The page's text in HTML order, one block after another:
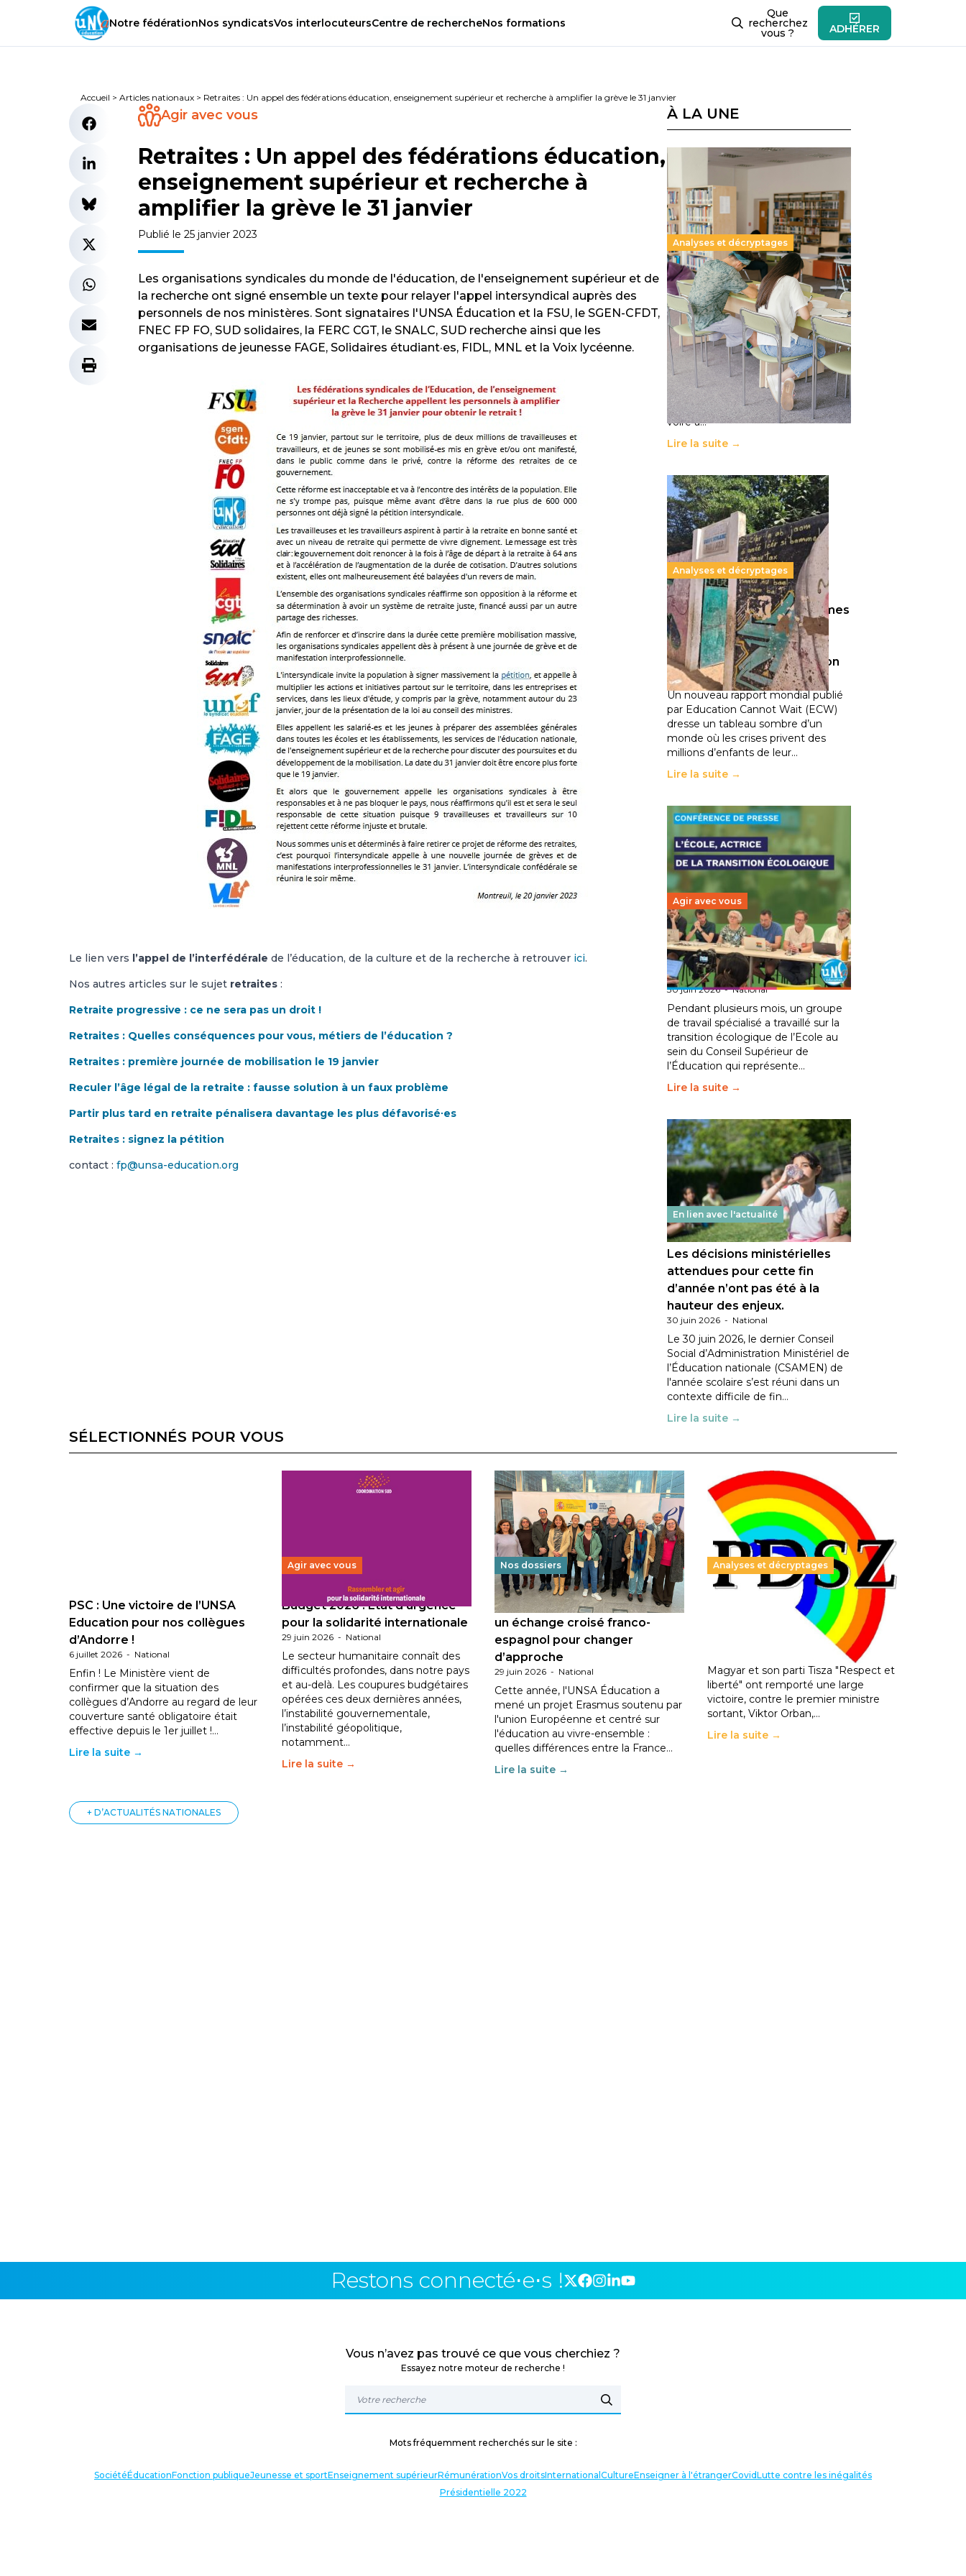
Notre fédérationNos syndicatsVos interlocuteursCentre de rechercheNos formations
Que
recherchez
vous ? ADHÉRER
Accueil > Articles nationaux > Retraites : Un appel des fédérations éducation, enseignement supérieur et recherche à amplifier la grève le 31 janvier
Agir avec vous
Retraites : Un appel des fédérations éducation,
enseignement supérieur et recherche à
amplifier la grève le 31 janvier
Publié le 25 janvier 2023
Les organisations syndicales du monde de l'éducation, de l'enseignement supérieur et de
la recherche ont signé ensemble un texte pour relayer l'appel intersyndical auprès des
personnels de nos ministères. Sont signataires l'UNSA Éducation et la FSU, le SGEN-CFDT,
FNEC FP FO, SUD solidaires, la FERC CGT, le SNALC, SUD recherche ainsi que les
organisations de jeunesse FAGE, Solidaires étudiant·es, FIDL, MNL et la Voix lycéenne.
Le lien vers l’appel de l’interfédérale de l’éducation, de la culture et de la recherche à retrouver ici.
Nos autres articles sur le sujet retraites :
Retraite progressive : ce ne sera pas un droit !
Retraites : Quelles conséquences pour vous, métiers de l’éducation ?
Retraites : première journée de mobilisation le 19 janvier
Reculer l’âge légal de la retraite : fausse solution à un faux problème
Partir plus tard en retraite pénalisera davantage les plus défavorisé∙es
Retraites : signez la pétition
contact : fp@unsa-education.org
À LA UNE
Analyses et décryptages
Supérieur privé : une dérive
qui met à mal la promesse
républicaine
11 juillet 2026- National
Le projet de loi sur la régulation de
l’enseignement supérieur privé met
en lumière l’amplification d’un
système qui relègue l’acte
pédagogique au superfétatoire,
voire à…
Lire la suite →
Analyses et décryptages
258 millions d’enfants victimes
de la guerre, des chocs
climatiques et des
déplacements de population
11 juillet 2026 -National
Un nouveau rapport mondial publié
par Education Cannot Wait (ECW)
dresse un tableau sombre d’un
monde où les crises privent des
millions d’enfants de leur…
Lire la suite →
Agir avec vous
Transition écologique de
l’éducation : l’UNSA Éducation
fait bouger les lignes
30 juin 2026-National
Pendant plusieurs mois, un groupe
de travail spécialisé a travaillé sur la
transition écologique de l’Ecole au
sein du Conseil Supérieur de
l’Éducation qui représente…
Lire la suite →
En lien avec l'actualité
Les décisions ministérielles
attendues pour cette fin
d’année n’ont pas été à la
hauteur des enjeux.
30 juin 2026 - National
Le 30 juin 2026, le dernier Conseil
Social d’Administration Ministériel de
l’Éducation nationale (CSAMEN) de
l'année scolaire s’est réuni dans un
contexte difficile de fin…
Lire la suite →
SÉLECTIONNÉS POUR VOUS
PSC : Une victoire de l’UNSA
Education pour nos collègues
d’Andorre !
6 juillet 2026 - National
Enfin ! Le Ministère vient de
confirmer que la situation des
collègues d’Andorre au regard de leur
couverture santé obligatoire était
effective depuis le 1er juillet !…
Lire la suite →
Agir avec vous
Budget 2026 : État d’urgence
pour la solidarité internationale
29 juin 2026 - National
Le secteur humanitaire connaît des
difficultés profondes, dans notre pays
et au-delà. Les coupures budgétaires
opérées ces deux dernières années,
l’instabilité gouvernementale,
l’instabilité géopolitique,
notamment…
Lire la suite →
Nos dossiers
Éducation au vivre-ensemble :
un échange croisé franco-
espagnol pour changer
d’approche
29 juin 2026 - National
Cette année, l'UNSA Éducation a
mené un projet Erasmus soutenu par
l'union Européenne et centré sur
l'éducation au vivre-ensemble :
quelles différences entre la France…
Lire la suite →
Analyses et décryptages
Hongrie : du changement pour
les politiques éducatives, aussi !
En Hongrie, le conservateur Peter
Magyar et son parti Tisza "Respect et
liberté" ont remporté une large
victoire, contre le premier ministre
sortant, Viktor Orban,…
Lire la suite →
+ D’ACTUALITÉS NATIONALES
Restons connecté⋅e⋅s !
Vous n’avez pas trouvé ce que vous cherchiez ?
Essayez notre moteur de recherche !
Mots fréquemment recherchés sur le site :
SociétéÉducationFonction publiqueJeunesse et sportEnseignement supérieurRémunérationVos droitsInternational CultureEnseigner à l'étrangerCovidLutte contre les inégalités
Présidentielle 2022